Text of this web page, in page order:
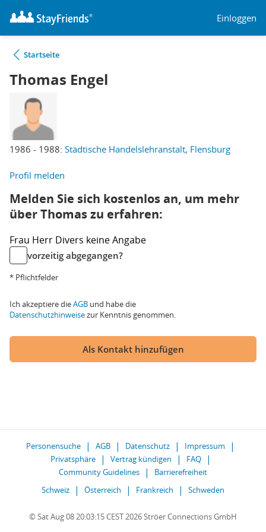
Einloggen
Startseite
Thomas Engel
1986 - 1988: Städtische Handelslehranstalt, Flensburg
Profil melden
Melden Sie sich kostenlos an, um mehr
über Thomas zu erfahren:
Frau Herr Divers keine Angabe
vorzeitig abgegangen?
* Pflichtfelder
Ich akzeptiere dieAGB und habe die
Datenschutzhinweisezur Kenntnis genommen.
Als Kontakt hinzufügen
Personensuche AGB Datenschutz
Impressum
Privatsphäre
Vertrag kündigen
FAQ
Community Guidelines
Barrierefreiheit
Schweiz
Österreich Frankreich Schweden
© Sat Aug 08 20:03:15 CEST 2026 Ströer Connections GmbH